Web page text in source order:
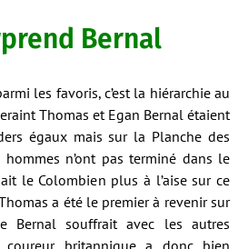
Bernal
les favoris, c’est la hiérarchie au
Thomas et Egan Bernal étaient
égaux mais sur la Planche des
n’ont pas terminé dans le
le Colombien plus à l’aise sur ce
a été le premier à revenir sur
Bernal souffrait avec les autres
coureur britannique a donc bien